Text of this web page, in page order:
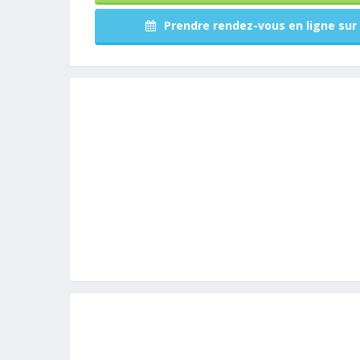
Prendre rendez-vous en ligne